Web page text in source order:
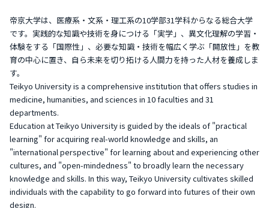
帝京大学は、医療系・文系・理工系の10学部31学科からなる総合大学
です。実践的な知識や技術を身につける「実学」、異文化理解の学習・
体験をする「国際性」、必要な知識・技術を幅広く学ぶ「開放性」を教
育の中心に置き、自ら未来を切り拓ける人間力を持った人材を養成しま
す。
Teikyo University is a comprehensive institution that offers studies in
medicine, humanities, and sciences in 10 faculties and 31
departments.
Education at Teikyo University is guided by the ideals of "practical
learning" for acquiring real-world knowledge and skills, an
"international perspective" for learning about and experiencing other
cultures, and "open-mindedness" to broadly learn the necessary
knowledge and skills. In this way, Teikyo University cultivates skilled
individuals with the capability to go forward into futures of their own
design.